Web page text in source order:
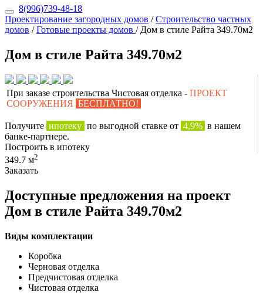
8(996)739-48-18
Проектирование загородных домов /Строительство частных
домов /Готовые проекты домов / Дом в стиле Райта 349.70м2
Дом в стиле Райта 349.70м2
При заказе строительства Чистовая отделка - ПРОЕКТ
СООРУЖЕНИЯ БЕСПЛАТНО!
Получите ипотеку по выгодной ставке от 4,9% в нашем
банке-партнере.
Построить в ипотеку
349.7 м2
Заказать
Доступные предложения на проект
Дом в стиле Райта 349.70м2
Виды комплектации
Коробка
Черновая отделка
Предчистовая отделка
Чистовая отделка